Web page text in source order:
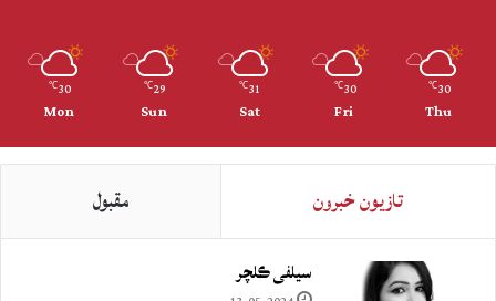
30
℃
Thu
30
℃
Fri
31
℃
Sat
29
℃
Sun
30
℃
Mon
تازيون خبرون مقبول
سيلفي ڪلچر